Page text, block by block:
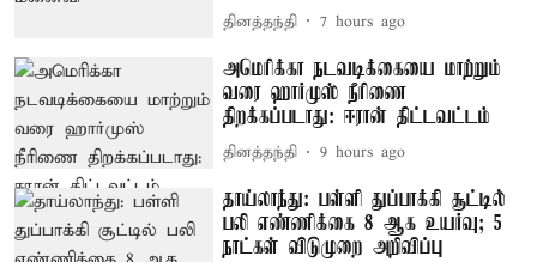
தினத்தந்தி 7 hours ago
அமெரிக்கா நடவடிக்கையை மாற்றும்
வரை ஹார்முஸ் நீரிணை
திறக்கப்படாது: ஈரான் திட்டவட்டம்
தினத்தந்தி 9 hours ago
தாய்லாந்து: பள்ளி துப்பாக்கி சூட்டில்
பலி எண்ணிக்கை 8 ஆக உயர்வு; 5
நாட்கள் விடுமுறை அறிவிப்பு